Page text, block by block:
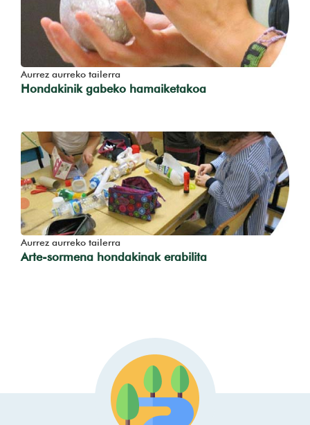
Aurrez aurreko tailerra
Hondakinik gabeko hamaiketakoa
Aurrez aurreko tailerra
Arte-sormena hondakinak erabilita